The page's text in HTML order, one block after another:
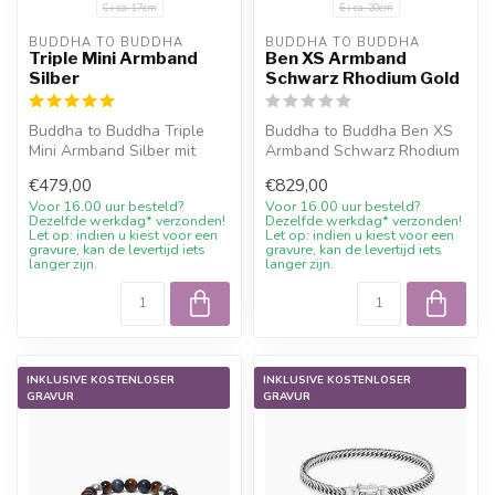
C+ ca. 17cm
BUDDHA TO BUDDHA
Triple Mini Armband
Silber
Buddha to Buddha Triple
Mini Armband Silber mit
Gravur we...
€479,00
Voor 16.00 uur besteld?
Dezelfde werkdag* verzonden!
Let op: indien u kiest voor een
gravure, kan de levertijd iets
langer zijn.
E+ ca. 20cm
BUDDHA TO BUDDHA
Ben XS Armband
Schwarz Rhodium Gold
Buddha to Buddha Ben XS
Armband Schwarz Rhodium
Willkommensrabatt, ...
€829,00
Voor 16.00 uur besteld?
Dezelfde werkdag* verzonden!
Let op: indien u kiest voor een
gravure, kan de levertijd iets
langer zijn.
INKLUSIVE KOSTENLOSER
GRAVUR
INKLUSIVE KOSTENLOSER
GRAVUR